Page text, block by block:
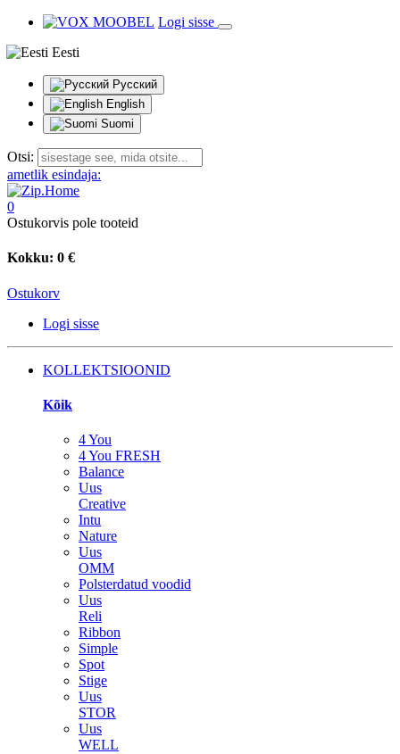
Logi sisse
Eesti
Русский
English
Suomi
Otsi:
ametlik esindaja:
0
Ostukorvis pole tooteid
Kokku: 0 €
Ostukorv
Logi sisse
KOLLEKTSIOONID
Kõik
4 You
4 You FRESH
Balance
Uus
Creative
Intu
Nature
Uus
OMM
Polsterdatud voodid
Uus
Reli
Ribbon
Simple
Spot
Stige
Uus
STOR
Uus
WELL